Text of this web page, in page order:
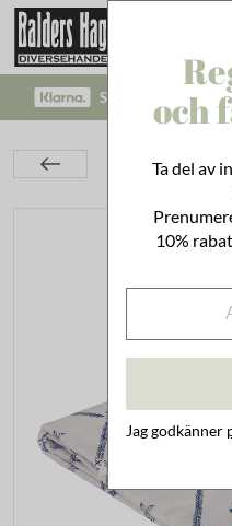
SÄKRA
Löpare Lovisa Blå/
och
Ta del av
10%
Jag godkänner